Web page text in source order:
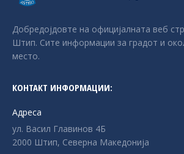
Добредојдовте на официјалната веб
Штип. Сите информации за градот и
место.
КОНТАКТ ИНФОРМАЦИИ:
Адреса
ул. Васил Главинов 4Б
2000 Штип, Северна Македонија